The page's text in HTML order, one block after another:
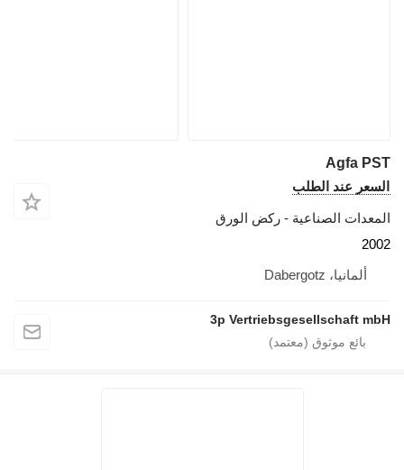
Agfa PST
السعر عند الطلب
المعدات الصناعية - ركض الورق
2002
ألمانيا، Dabergotz
3p Vertriebsgesellschaft mbH